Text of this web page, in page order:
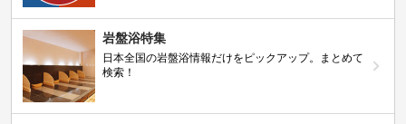
岩盤浴特集
日本全国の岩盤浴情報だけをピックアップ。まとめて
検索！